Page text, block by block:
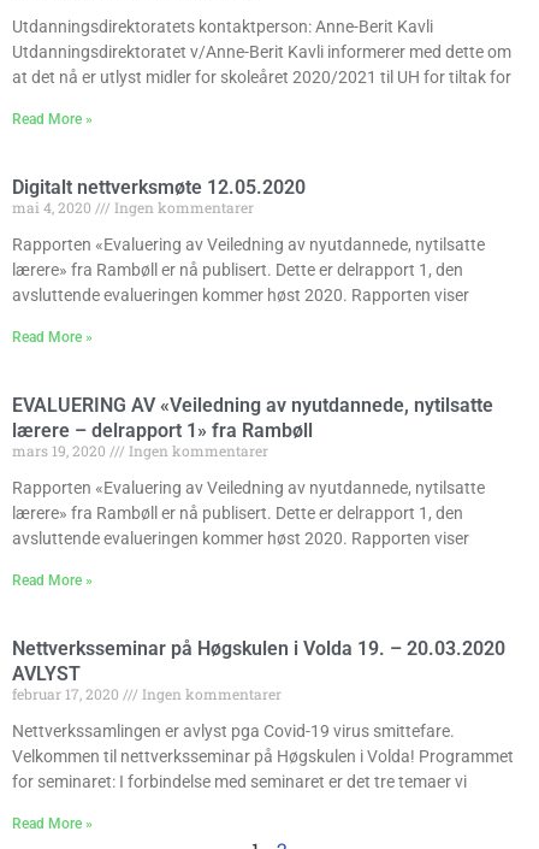
Utdanningsdirektoratets kontaktperson: Anne-Berit Kavli
Utdanningsdirektoratet v/Anne-Berit Kavli informerer med dette om
at det nå er utlyst midler for skoleåret 2020/2021 til UH for tiltak for
Read More »
Digitalt nettverksmøte 12.05.2020
mai 4, 2020
Ingen kommentarer
Rapporten «Evaluering av Veiledning av nyutdannede, nytilsatte
lærere» fra Rambøll er nå publisert. Dette er delrapport 1, den
avsluttende evalueringen kommer høst 2020. Rapporten viser
Read More »
EVALUERING AV «Veiledning av nyutdannede, nytilsatte
lærere – delrapport 1» fra Rambøll
mars 19, 2020
Ingen kommentarer
Rapporten «Evaluering av Veiledning av nyutdannede, nytilsatte
lærere» fra Rambøll er nå publisert. Dette er delrapport 1, den
avsluttende evalueringen kommer høst 2020. Rapporten viser
Read More »
Nettverksseminar på Høgskulen i Volda 19. – 20.03.2020
AVLYST
februar 17, 2020
Ingen kommentarer
Nettverkssamlingen er avlyst pga Covid-19 virus smittefare.
Velkommen til nettverksseminar på Høgskulen i Volda! Programmet
for seminaret: I forbindelse med seminaret er det tre temaer vi
Read More »